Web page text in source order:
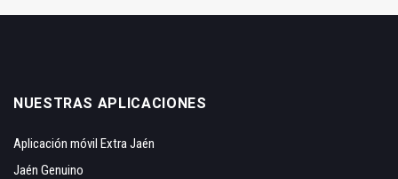
NUESTRAS APLICACIONES
Aplicación móvil Extra Jaén
Jaén Genuino